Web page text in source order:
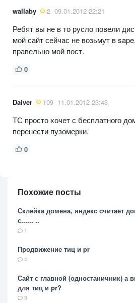
wallaby 2 09.01.2012 22:21
Ребят вы не в то русло повели
мой сайт сейчас не возьмут в
правельно мой пост.
0
Daiver 109 11.01.2012 23:43
ТС просто хочет с бесплатного
перенести пузомерки.
0
Похожие посты
Склейка домена, яндекс считает
с...... ..
1
Продвижение тиц и pr
4
Сайт с главной (одностаничник) а
для тиц и pr?
9